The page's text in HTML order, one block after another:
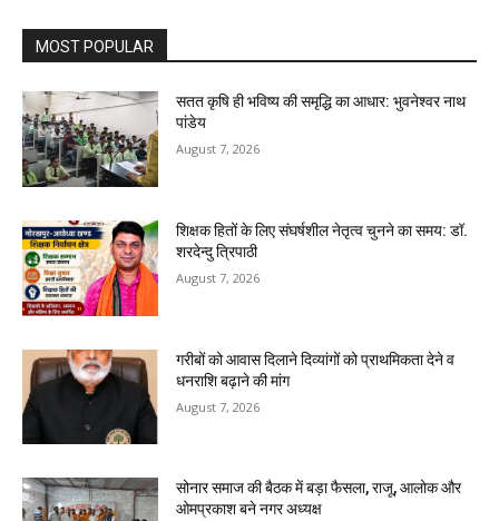
MOST POPULAR
सतत कृषि ही भविष्य की समृद्धि का आधार: भुवनेश्वर नाथ
पांडेय
August 7, 2026
शिक्षक हितों के लिए संघर्षशील नेतृत्व चुनने का समय: डॉ.
शरदेन्दु त्रिपाठी
August 7, 2026
गरीबों को आवास दिलाने दिव्यांगों को प्राथमिकता देने व
धनराशि बढ़ाने की मांग
August 7, 2026
सोनार समाज की बैठक में बड़ा फैसला, राजू, आलोक और
ओमप्रकाश बने नगर अध्यक्ष